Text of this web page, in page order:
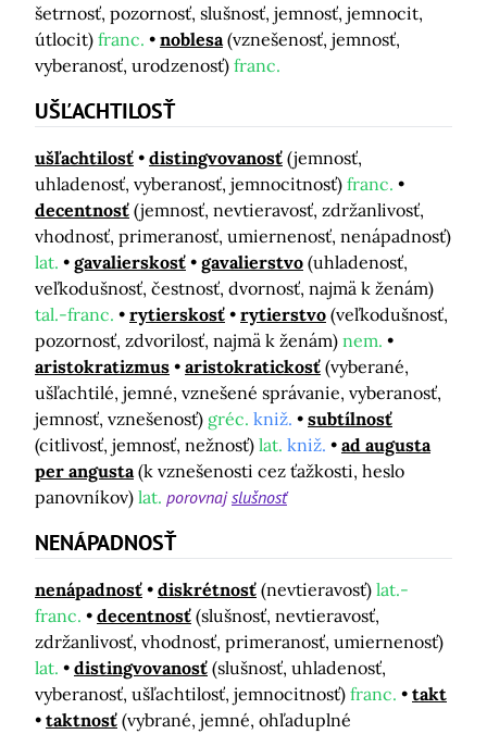
šetrnosť, pozornosť, slušnosť, jemnosť, jemnocit,
útlocit) franc. noblesa (vznešenosť, jemnosť,
vyberanosť, urodzenosť) franc.
UŠĽACHTILOSŤ
ušľachtilosť distingvovanosť (jemnosť,
uhladenosť, vyberanosť, jemnocitnosť) franc.
decentnosť (jemnosť, nevtieravosť, zdržanlivosť,
vhodnosť, primeranosť, umiernenosť, nenápadnosť)
lat.
gavalierskosť gavalierstvo (uhladenosť,
veľkodušnosť, čestnosť, dvornosť, najmä k ženám)
tal.-franc.
rytierskosť rytierstvo (veľkodušnosť,
pozornosť, zdvorilosť, najmä k ženám) nem.
aristokratizmus
aristokratickosť (vyberané,
ušľachtilé, jemné, vznešené správanie, vyberanosť,
jemnosť, vznešenosť) gréc. kniž.
subtílnosť
(citlivosť, jemnosť, nežnosť) lat. kniž.
ad augusta
per angusta (k vznešenosti cez ťažkosti, heslo
panovníkov) lat. porovnajslušnosť
NENÁPADNOSŤ
nenápadnosť diskrétnosť (nevtieravosť) lat.-
franc.
decentnosť (slušnosť, nevtieravosť,
zdržanlivosť, vhodnosť, primeranosť, umiernenosť)
lat.
distingvovanosť (slušnosť, uhladenosť,
vyberanosť, ušľachtilosť, jemnocitnosť) franc.
takt
taktnosť (vybrané, jemné, ohľaduplné